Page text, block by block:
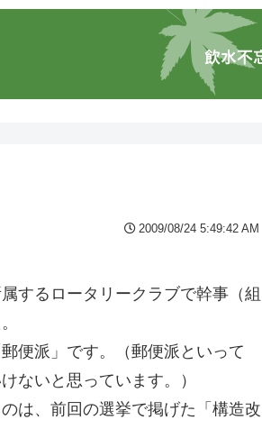
2009/08/24 5:49:42 AM
するロータリークラブで幹事（組
便派」です。（郵便派といって
ないと思っています。）
は、前回の選挙で掲げた「構造改